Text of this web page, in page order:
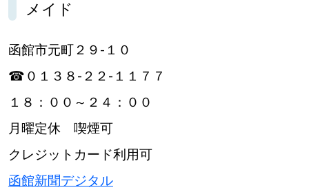
メイド
函館市元町２９‐１０
☎０１３８‐２２‐１１７７
１８：００～２４：００
月曜定休 喫煙可
クレジットカード利用可
函館新聞デジタル